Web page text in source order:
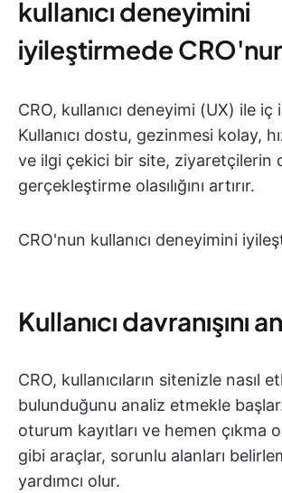
kullanıcı deneyimini
iyileştirmede
CRO, kullanıcı deneyimi (UX) ile
Kullanıcı dostu, gezinmesi kolay,
ve ilgi çekici bir site, ziyaretçilerin
gerçekleştirme olasılığını artırır.
CRO'nun kullanıcı deneyimini
Kullanıcı davranışını
CRO, kullanıcıların sitenizle nasıl
bulunduğunu analiz etmekle
oturum kayıtları ve hemen çıkma
gibi araçlar, sorunlu alanları
yardımcı olur.